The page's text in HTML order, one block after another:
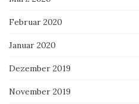
Februar 2020
Januar 2020
Dezember 2019
November 2019